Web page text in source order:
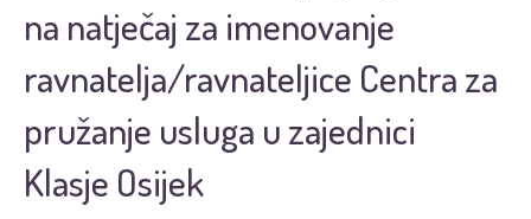
na natječaj za imenovanje
ravnatelja/ravnateljice Centra za
pružanje usluga u zajednici
Klasje Osijek